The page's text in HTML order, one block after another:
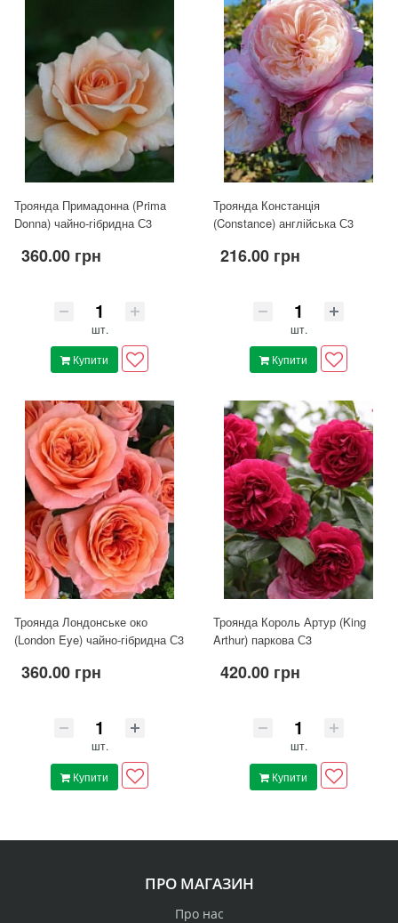
Троянда Примадонна (Prima
Donna) чайно-гібридна С3
360.00 грн
шт.
Купити
Троянда Констанція
(Constance) англійська С3
216.00 грн
шт.
Купити
Троянда Лондонське око
(London Eye) чайно-гібридна С3
360.00 грн
шт.
Купити
Троянда Король Артур (King
Arthur) паркова С3
420.00 грн
шт.
Купити
ПРО МАГАЗИН
Про нас